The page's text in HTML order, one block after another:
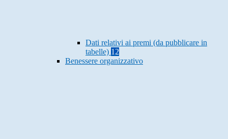
Dati relativi ai premi (da pubblicare in
tabelle) 12
Benessere organizzativo